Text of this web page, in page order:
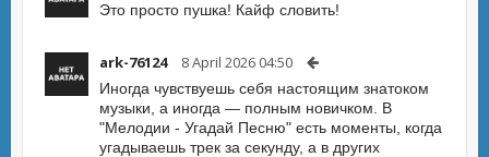
Это просто пушка! Кайф словить!
ark-76124 8 April 2026 04:50
Иногда чувствуешь себя настоящим знатоком
музыки, а иногда — полным новичком. В
"Мелодии - Угадай Песню" есть моменты, когда
угадываешь трек за секунду, а в других